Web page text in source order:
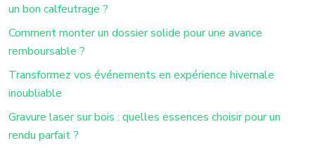
un bon calfeutrage ?
Comment monter un dossier solide pour une avance
remboursable ?
Transformez vos événements en expérience hivernale
inoubliable
Gravure laser sur bois : quelles essences choisir pour un
rendu parfait ?